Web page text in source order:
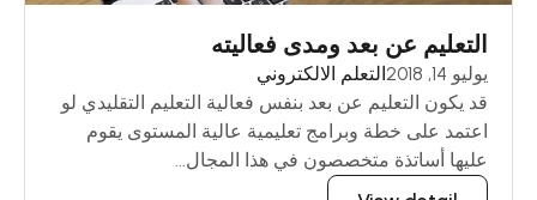
التعليم عن بعد ومدى فعاليته
يوليو 14, 2018
التعلم الالكتروني
قد يكون التعليم عن بعد بنفس فعالية التعليم التقليدي لو
اعتمد على خطة وبرامج تعليمية عالية المستوى يقوم
عليها أساتذة متخصصون في هذا المجال...